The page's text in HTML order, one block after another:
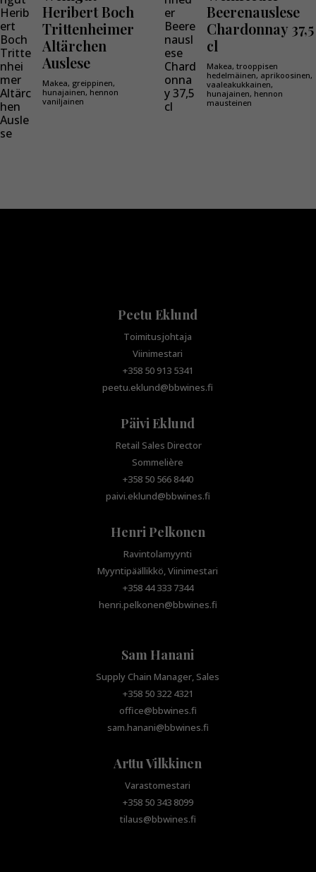
Heribert Boch
Trittenheimer
Altärchen
Auslese
Makea, greippinen,
hunajainen, hennon
vaniljainen
Beerenauslese
Chardonnay 37,5
cl
Makea, trooppisen
hedelmäinen, aprikoosinen,
vaaleakukkainen,
hunajainen, hennon
mausteinen
Peetu Eklund
Toimitusjohtaja
Viinimestari
+358 50 913 5341
peetu.eklund@bbwines.fi
Päivi Eklund
Retail Sales Director
Sommelière
+358 50 566 8440
paivi.eklund@bbwines.fi
Henri Pelkonen
Ravintolamyynti
Myyntipäällikkö, Viinimestari
+358 44 333 7344
henri.pelkonen@bbwines.fi
Sam Hanani
Supply Chain Manager, Sales
+358 50 322 4321
office@bbwines.fi
sam.hanani@bbwines.fi
Arttu Vilkkinen
Varastomestari
+358 50 343 8099
tilaus@bbwines.fi